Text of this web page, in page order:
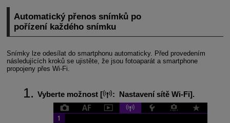
Automatický přenos snímků po
pořízení každého snímku
Snímky lze odesílat do smartphonu automaticky. Před provedením
následujících kroků se ujistěte, že jsou fotoaparát a smartphone
propojeny přes Wi-Fi
Vyberte možnost [ : Nastavení sítě Wi-Fi].